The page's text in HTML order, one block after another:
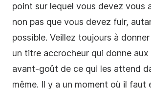
point sur lequel vous devez vous
non pas que vous devez fuir,
possible. Veillez toujours à
un titre accrocheur qui donne aux
avant-goût de ce qui les attend
même. Il y a un moment où il faut